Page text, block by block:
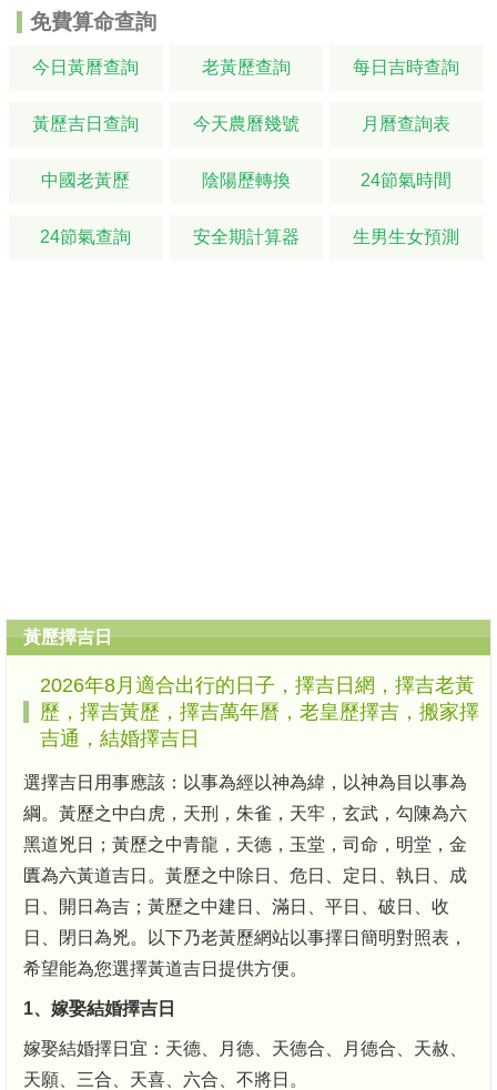
免費算命查詢
今日黃曆查詢 老黃歷查詢 每日吉時查詢
黃歷吉日查詢 今天農曆幾號 月曆查詢表
中國老黃歷 陰陽歷轉換 24節氣時間
24節氣查詢 安全期計算器 生男生女預測
黃歷擇吉日
2026年8月適合出行的日子，擇吉日網，擇吉老黃
歷，擇吉黃歷，擇吉萬年曆，老皇歷擇吉，搬家擇
吉通，結婚擇吉日
選擇吉日用事應該：以事為經以神為緯，以神為目以事為
綱。黃歷之中白虎，天刑，朱雀，天牢，玄武，勾陳為六
黑道兇日；黃歷之中青龍，天德，玉堂，司命，明堂，金
匱為六黃道吉日。黃歷之中除日、危日、定日、執日、成
日、開日為吉；黃歷之中建日、滿日、平日、破日、收
日、閉日為兇。以下乃老黃歷網站以事擇日簡明對照表，
希望能為您選擇黃道吉日提供方便。
1、嫁娶結婚擇吉日
嫁娶結婚擇日宜：天德、月德、天德合、月德合、天赦、
天願、三合、天喜、六合、不將日。